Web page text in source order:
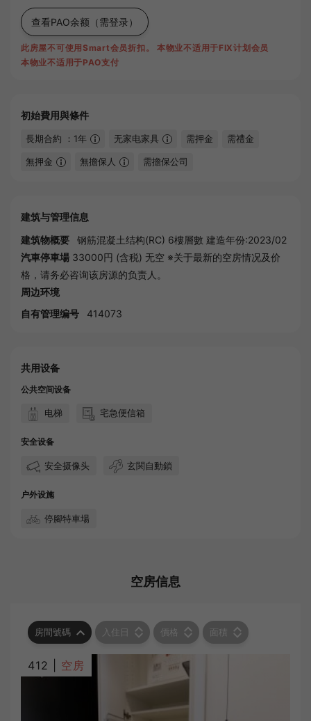
查看PAO余额 （需登录）
此房屋不可使用Smart会员折扣。
本物业不适用于FIX计划会员
本物业不适用于PAO支付
初始費用與條件
長期合約 ：1年 无家电家具 需押金 需禮金
無押金 無擔保人 需擔保公司
建筑与管理信息
建筑物概要
钢筋混凝土结构(RC) 6樓層數 建造年份:2023/02
汽車停車場 33000円 (含税) 无空 ※关于最新的空房情况及价
格，请务必咨询该房源的负责人。
周边环境
自有管理编号
414073
共用设备
公共空间设备
电梯 宅急便信箱
安全设备
安全摄像头 玄関自動鎖
户外设施
停腳特車場
空房信息
房間號碼 入住日 價格 面積
412 | 空房